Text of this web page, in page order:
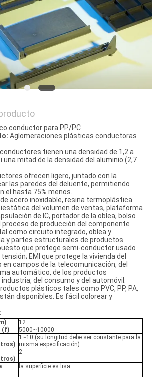
conductor para PP/PC
Aglomeraciones plásticas conductoras
tienen una densidad de 1,2 a
una mitad de la densidad del aluminio (2,7
ofrecen ligero, juntado con la
las paredes del deluente, permitiendo
el hasta 75% menos.
de acero inoxidable, resina termoplástica
del volumen de ventas, plataforma
de IC, portador de la oblea, bolso
proceso de producción del componente
como circuito integrado, oblea y
y partes estructurales de productos
que protege semi-conductor usado
EMI que protege la vivienda del
campos de la telecomunicación, del
automático, de los productos
del consumo y del automóvil.
plásticos tales como PVC, PP, PA,
disponibles. Es fácil colorear y
12
(f)
5000~10000
1~10 (su longitud debe ser constante para la
misma especificación)
2
la superficie es lisa